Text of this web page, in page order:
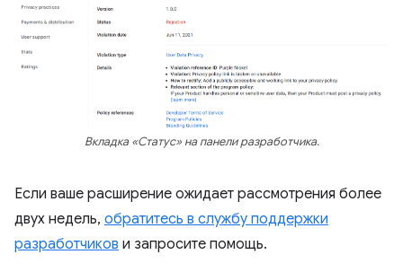
Вкладка «Статус» на панели разработчика.
Если ваше расширение ожидает рассмотрения более
двух недель, обратитесь в службу поддержки
разработчиков и запросите помощь.